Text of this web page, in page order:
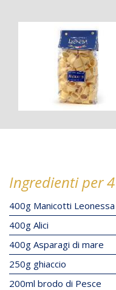
Ingredienti per
400g Manicotti Leonessa
400g Alici
400g Asparagi di mare
250g ghiaccio
200ml brodo di Pesce